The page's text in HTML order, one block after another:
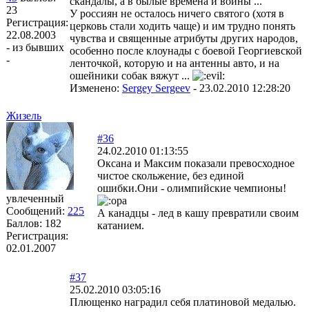
23
Регистрация:
22.08.2003
- из бывших
-
У россиян не осталось ничего святого (хотя в
церковь стали ходить чаще) и им трудно понять
чувства и священные атрибуты других народов,
особенно после клоунады с боевой Георгиевской
ленточкой, которую и на антенны авто, и на
ошейники собак вяжут ...
Изменено: Sergey Sergeev - 23.02.2010 12:28:20
Жизель
увлеченный
Сообщений: 225
Баллов: 182
Регистрация:
02.01.2007
#36
24.02.2010 01:13:55
Оксана и Максим показали превосходное
чистое скольжение, без единой
ошибки.Они - олимпийские чемпионы!
А канадцы - лед в кашу превратили своим
катанием.
#37
25.02.2010 03:05:16
Плющенко наградил себя платиновой медалью.